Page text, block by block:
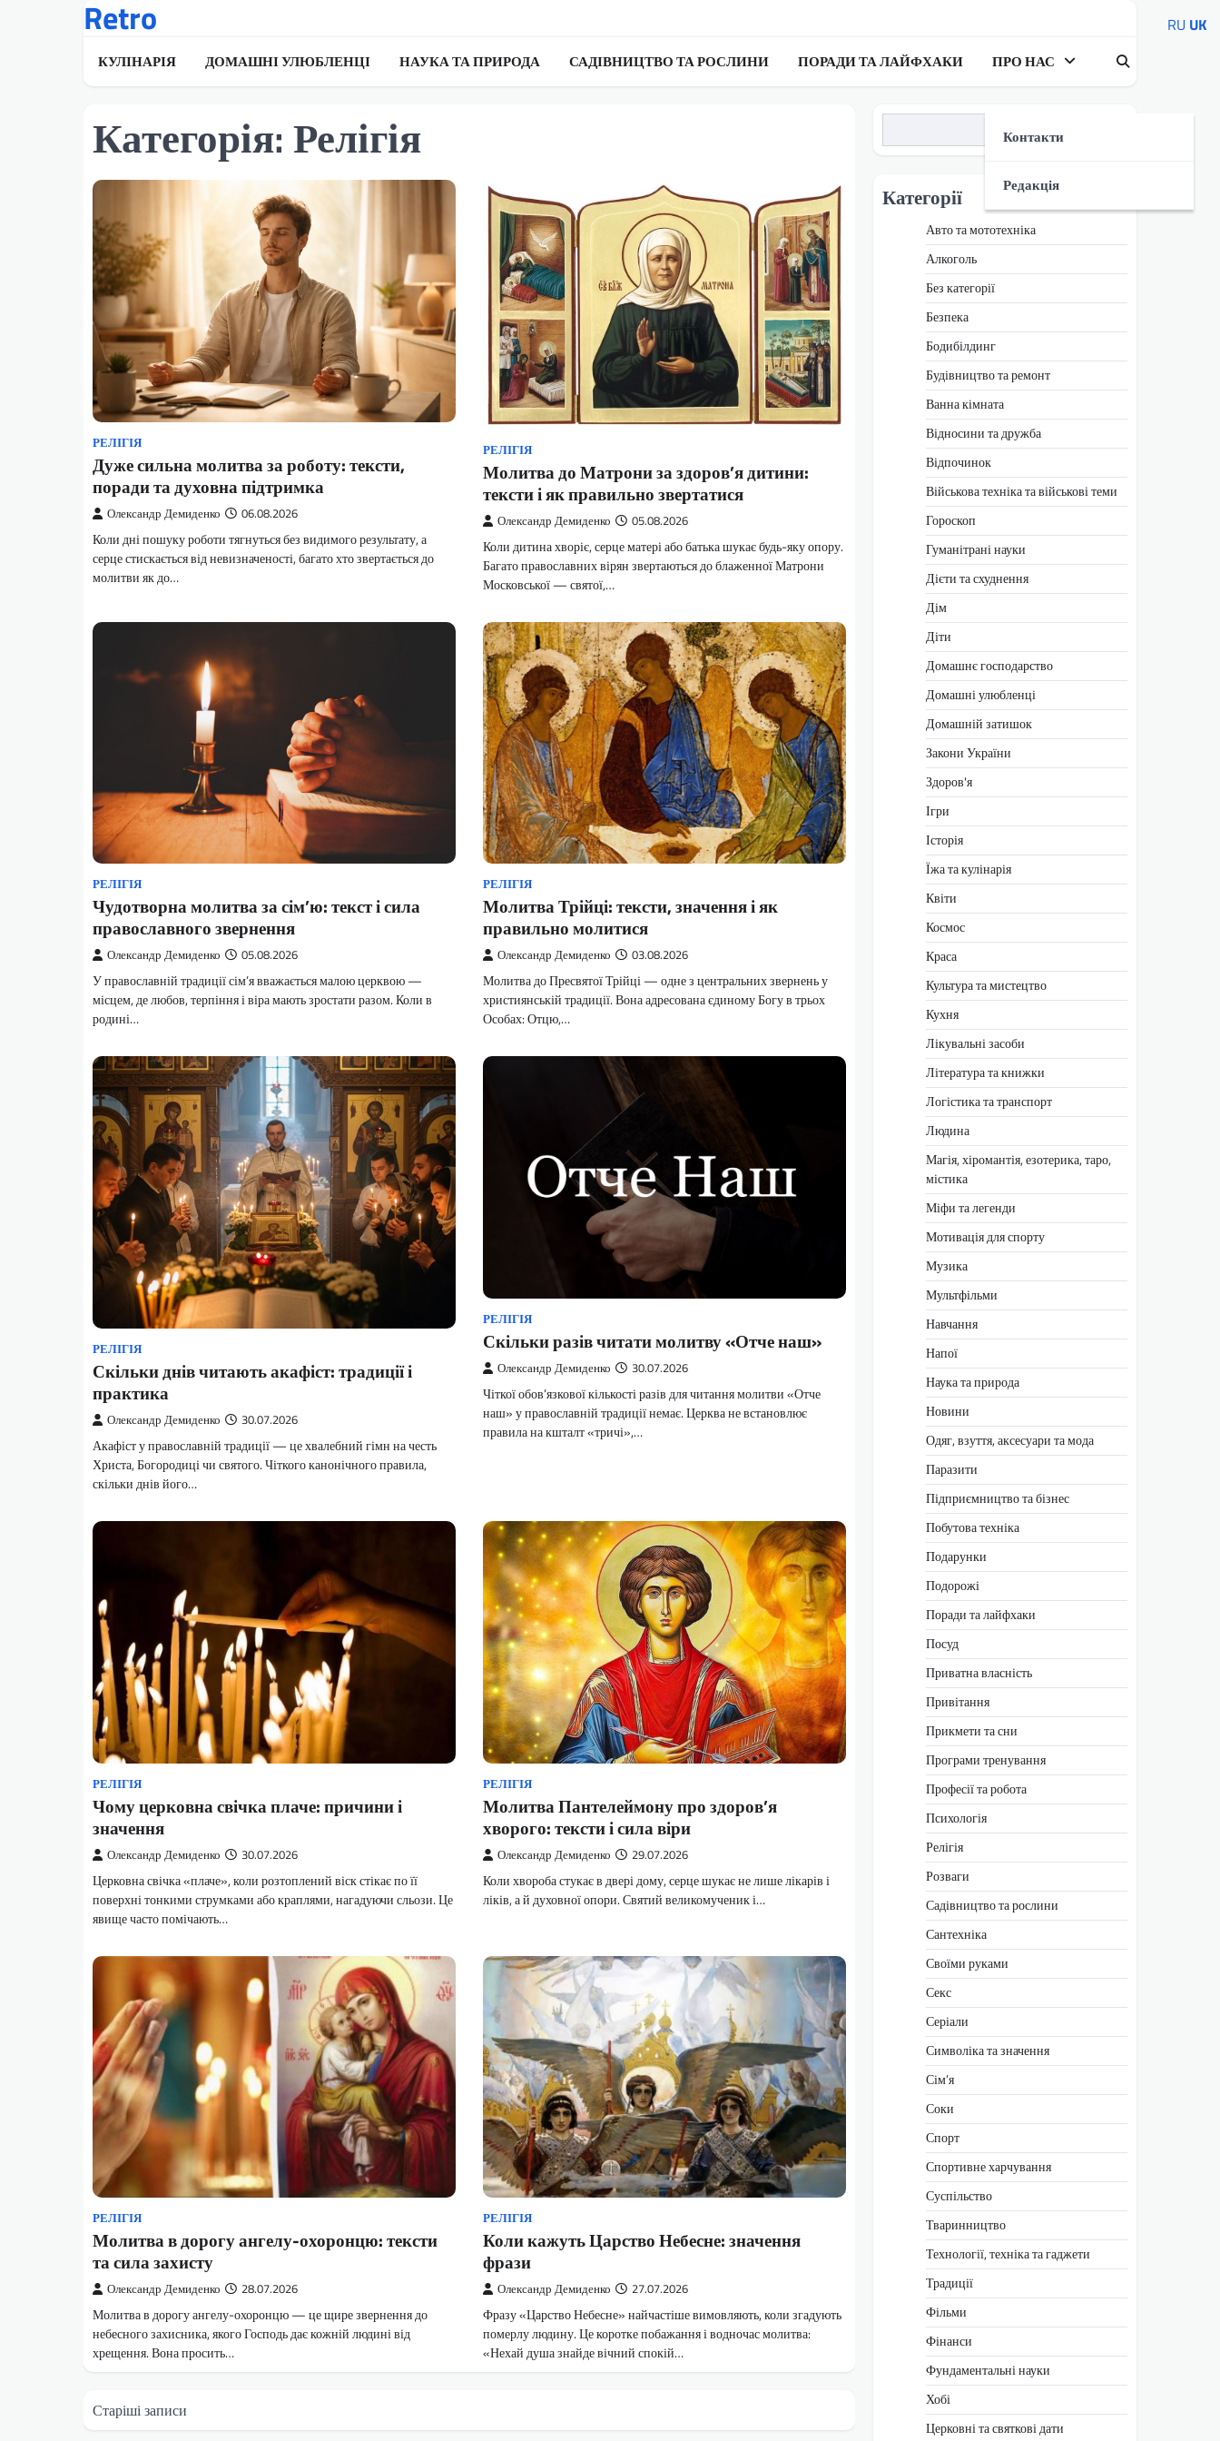
Retro
КУЛІНАРІЯ ДОМАШНІ УЛЮБЛЕНЦІ НАУКА ТА ПРИРОДА САДІВНИЦТВО ТА РОСЛИНИ ПОРАДИ ТА ЛАЙФХАКИ ПРО НАС
Контакти
Редакція
Категорія:Релігія
РЕЛІГІЯ
Дуже сильна молитва за роботу: тексти,
поради та духовна підтримка
Олександр Демиденко 06.08.2026
Коли дні пошуку роботи тягнуться без видимого результату, а
серце стискається від невизначеності, багато хто звертається до
молитви як до…
РЕЛІГІЯ
Молитва до Матрони за здоров’я дитини:
тексти і як правильно звертатися
Олександр Демиденко 05.08.2026
Коли дитина хворіє, серце матері або батька шукає будь-яку опору.
Багато православних вірян звертаються до блаженної Матрони
Московської — святої,…
РЕЛІГІЯ
Чудотворна молитва за сім’ю: текст і сила
православного звернення
Олександр Демиденко 05.08.2026
У православній традиції сім’я вважається малою церквою —
місцем, де любов, терпіння і віра мають зростати разом. Коли в
родині…
РЕЛІГІЯ
Молитва Трійці: тексти, значення і як
правильно молитися
Олександр Демиденко 03.08.2026
Молитва до Пресвятої Трійці — одне з центральних звернень у
християнській традиції. Вона адресована єдиному Богу в трьох
Особах: Отцю,…
РЕЛІГІЯ
Скільки днів читають акафіст: традиції і
практика
Олександр Демиденко 30.07.2026
Акафіст у православній традиції — це хвалебний гімн на честь
Христа, Богородиці чи святого. Чіткого канонічного правила,
скільки днів його…
РЕЛІГІЯ
Скільки разів читати молитву «Отче наш»
Олександр Демиденко 30.07.2026
Чіткої обов’язкової кількості разів для читання молитви «Отче
наш» у православній традиції немає. Церква не встановлює
правила на кшталт «тричі»,…
РЕЛІГІЯ
Чому церковна свічка плаче: причини і
значення
Олександр Демиденко 30.07.2026
Церковна свічка «плаче», коли розтоплений віск стікає по її
поверхні тонкими струмками або краплями, нагадуючи сльози. Це
явище часто помічають…
РЕЛІГІЯ
Молитва Пантелеймону про здоров’я
хворого: тексти і сила віри
Олександр Демиденко 29.07.2026
Коли хвороба стукає в двері дому, серце шукає не лише лікарів і
ліків, а й духовної опори. Святий великомученик і…
РЕЛІГІЯ
Молитва в дорогу ангелу-охоронцю: тексти
та сила захисту
Олександр Демиденко 28.07.2026
Молитва в дорогу ангелу-охоронцю — це щире звернення до
небесного захисника, якого Господь дає кожній людині від
хрещення. Вона просить…
РЕЛІГІЯ
Коли кажуть Царство Небесне: значення
фрази
Олександр Демиденко 27.07.2026
Фразу «Царство Небесне» найчастіше вимовляють, коли згадують
померлу людину. Це коротке побажання і водночас молитва:
«Нехай душа знайде вічний спокій…
Навігація
за
Старіші записи
Категорії
Авто та мототехніка
Алкоголь
Без категорії
Безпека
Бодибілдинг
Будівництво та ремонт
Ванна кімната
Відносини та дружба
Відпочинок
Військова техніка та військові теми
Гороскоп
Гуманітрані науки
Дієти та схуднення
Дім
Діти
Домашнє господарство
Домашні улюбленці
Домашній затишок
Закони України
Здоров'я
Ігри
Історія
Їжа та кулінарія
Квіти
Космос
Краса
Культура та мистецтво
Кухня
Лікувальні засоби
Література та книжки
Логістика та транспорт
Людина
Магія, хіромантія, езотерика, таро,
містика
Міфи та легенди
Мотивація для спорту
Музика
Мультфільми
Навчання
Напої
Наука та природа
Новини
Одяг, взуття, аксесуари та мода
Паразити
Підприємництво та бізнес
Побутова техніка
Подарунки
Подорожі
Поради та лайфхаки
Посуд
Приватна власність
Привітання
Прикмети та сни
Програми тренування
Професії та робота
Психологія
Релігія
Розваги
Садівництво та рослини
Сантехніка
Своїми руками
Секс
Серіали
Символіка та значення
Сім’я
Соки
Спорт
Спортивне харчування
Суспільство
Тваринництво
Технології, техніка та гаджети
Традиції
Фільми
Фінанси
Фундаментальні науки
Хобі
Церковні та святкові дати
RU UK